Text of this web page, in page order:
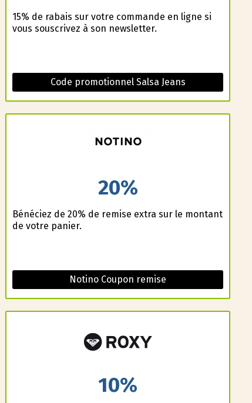
15% de rabais sur votre commande en ligne si
vous souscrivez à son newsletter.
Code promotionnel Salsa Jeans
20%
Bénéficiez de 20% de remise extra sur le montant
de votre panier.
Notino Coupon remise
10%